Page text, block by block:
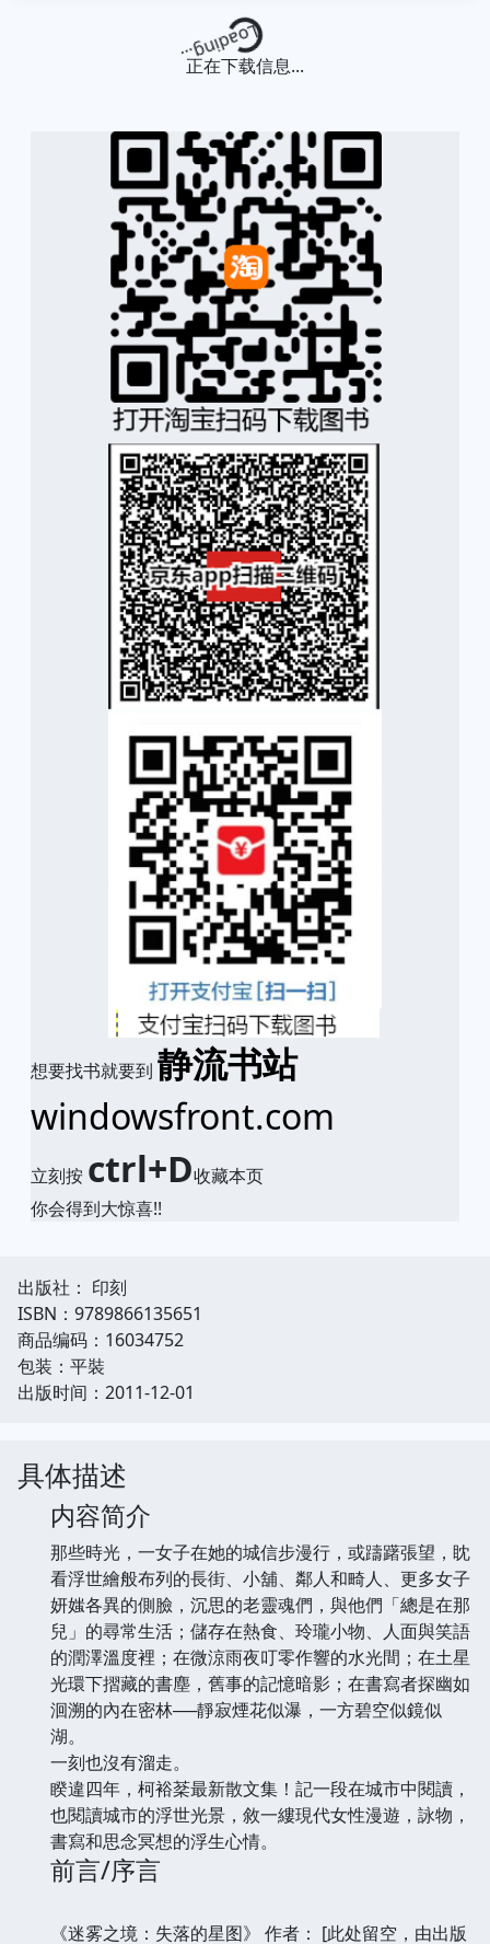
Loading...
正在下载信息...
想要找书就要到 静流书站
windowsfront.com
立刻按 ctrl+D收藏本页
你会得到大惊喜!!
出版社： 印刻
ISBN：9789866135651
商品编码：16034752
包装：平裝
出版时间：2011-12-01
具体描述
内容简介
那些時光，一女子在她的城信步漫行，或躊躇張望，眈
看浮世繪般布列的長街、小舖、鄰人和畸人、更多女子
妍媸各異的側臉，沉思的老靈魂們，與他們「總是在那
兒」的尋常生活；儲存在熱食、玲瓏小物、人面與笑語
的潤澤溫度裡；在微涼雨夜叮零作響的水光間；在土星
光環下摺藏的書塵，舊事的記憶暗影；在書寫者探幽如
洄溯的內在密林──靜寂煙花似瀑，一方碧空似鏡似
湖。
一刻也沒有溜走。
睽違四年，柯裕棻最新散文集！記一段在城市中閱讀，
也閱讀城市的浮世光景，敘一縷現代女性漫遊，詠物，
書寫和思念冥想的浮生心情。
前言/序言
《迷雾之境：失落的星图》 作者： [此处留空，由出版